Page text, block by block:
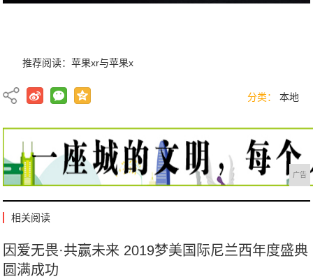
推荐阅读：苹果xr与苹果x
分类： 本地
广告
相关阅读
因爱无畏·共赢未来 2019梦美国际尼兰西年度盛典
圆满成功